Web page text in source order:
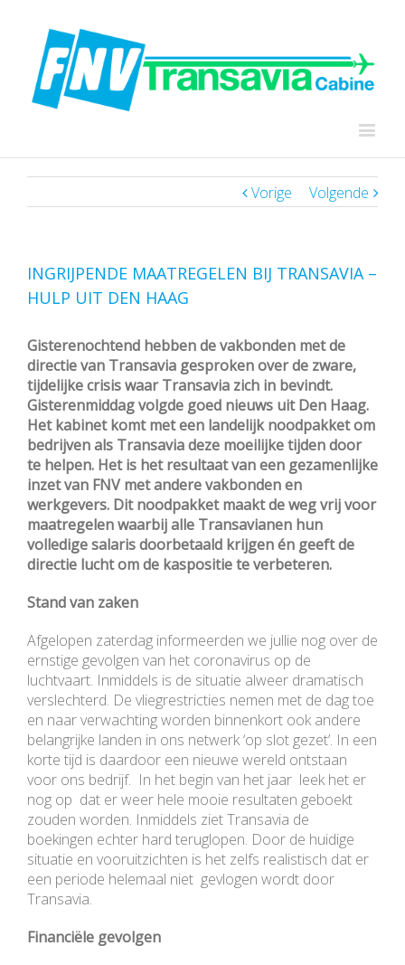
Vorige Volgende
INGRIJPENDE MAATREGELEN BIJ TRANSAVIA –
HULP UIT DEN HAAG
Gisterenochtend hebben de vakbonden met de
directie van Transavia gesproken over de zware,
tijdelijke crisis waar Transavia zich in bevindt.
Gisterenmiddag volgde goed nieuws uit Den Haag.
Het kabinet komt met een landelijk noodpakket om
bedrijven als Transavia deze moeilijke tijden door
te helpen. Het is het resultaat van een gezamenlijke
inzet van FNV met andere vakbonden en
werkgevers. Dit noodpakket maakt de weg vrij voor
maatregelen waarbij alle Transavianen hun
volledige salaris doorbetaald krijgen én geeft de
directie lucht om de kaspositie te verbeteren.
Stand van zaken
Afgelopen zaterdag informeerden we jullie nog over de
ernstige gevolgen van het coronavirus op de
luchtvaart. Inmiddels is de situatie alweer dramatisch
verslechterd. De vliegrestricties nemen met de dag toe
en naar verwachting worden binnenkort ook andere
belangrijke landen in ons netwerk ‘op slot gezet’. In een
korte tijd is daardoor een nieuwe wereld ontstaan
voor ons bedrijf. In het begin van het jaar leek het er
nog op dat er weer hele mooie resultaten geboekt
zouden worden. Inmiddels ziet Transavia de
boekingen echter hard teruglopen. Door de huidige
situatie en vooruitzichten is het zelfs realistisch dat er
een periode helemaal niet gevlogen wordt door
Transavia.
Financiële gevolgen